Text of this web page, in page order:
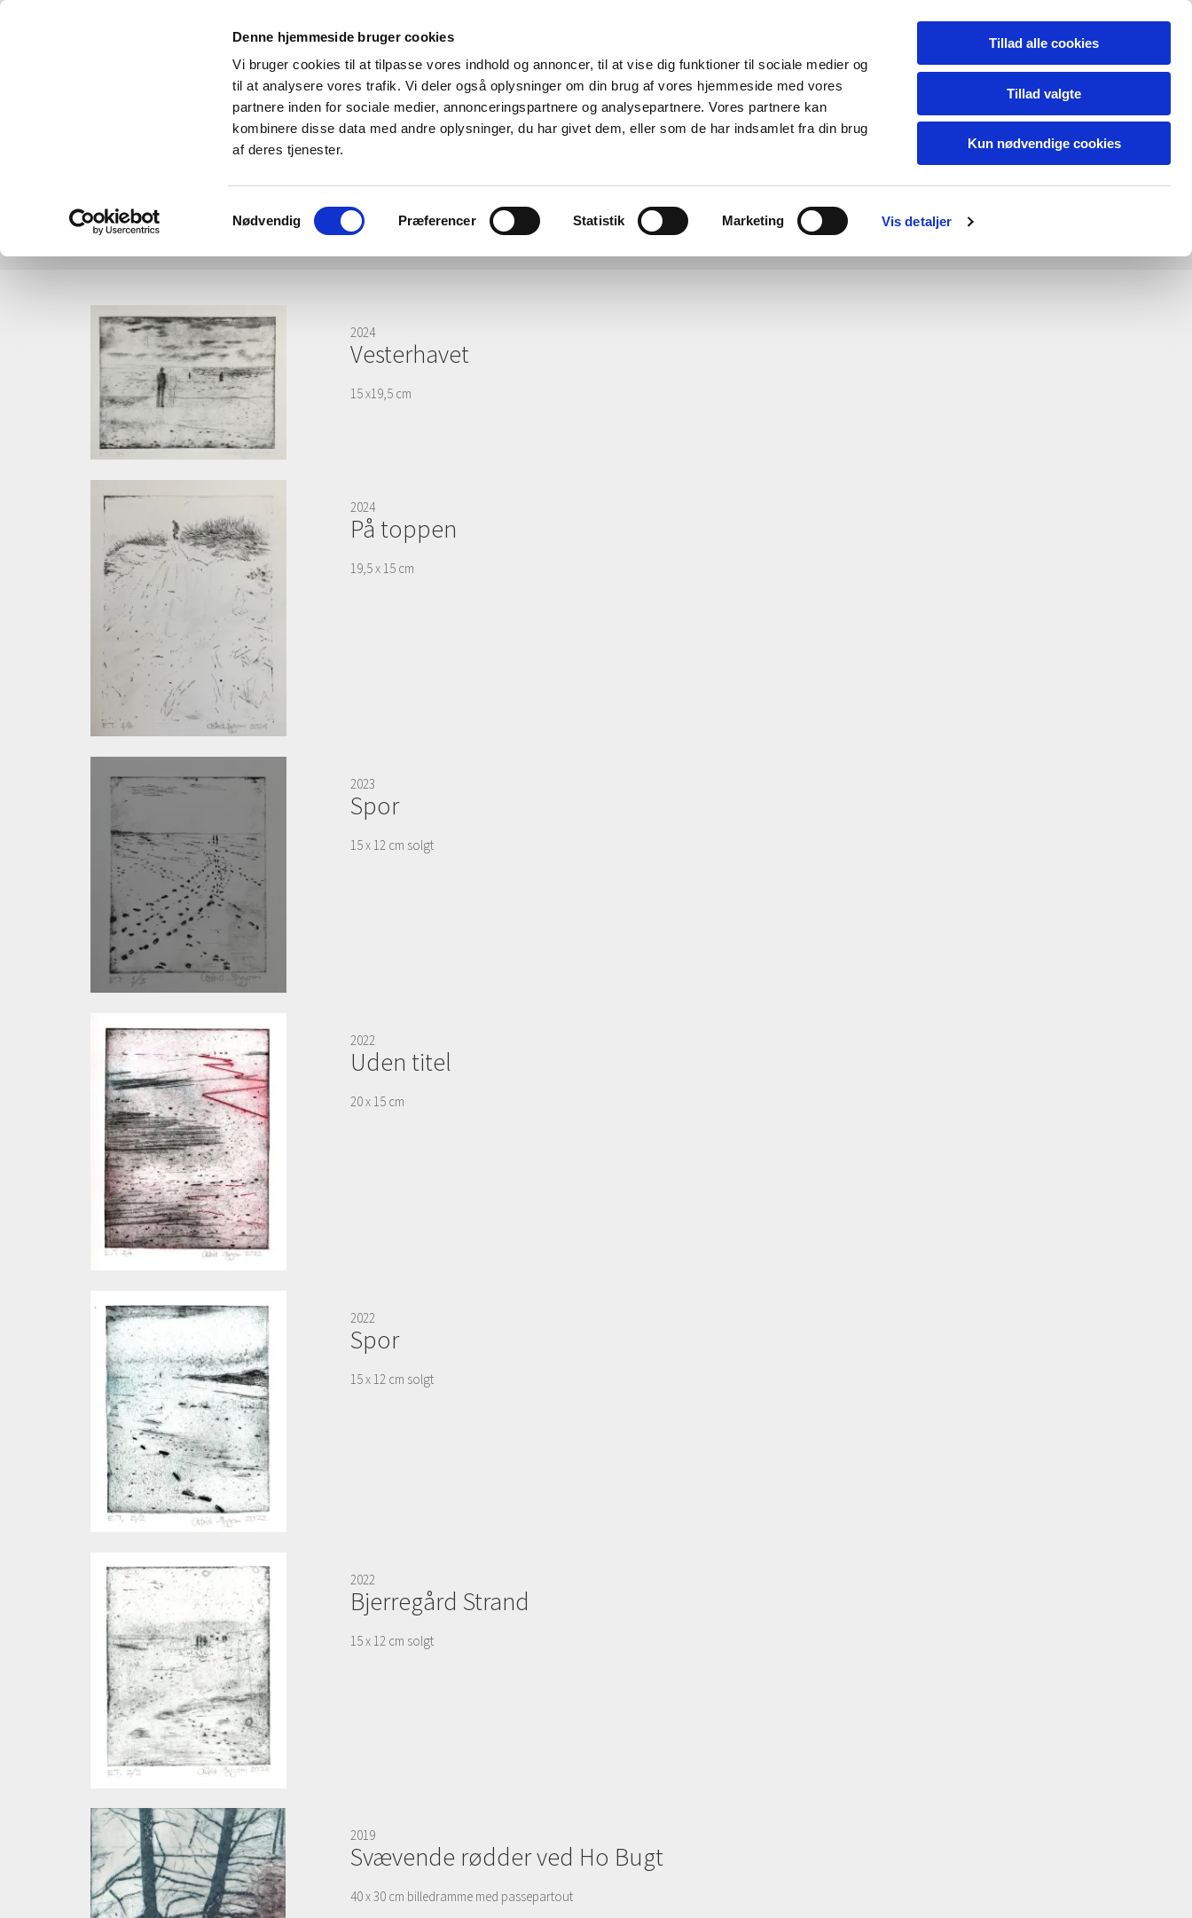
Denne hjemmeside bruger cookies
Vi bruger cookies til at tilpasse vores indhold og annoncer, til at vise dig funktioner til sociale medier og
til at analysere vores trafik. Vi deler også oplysninger om din brug af vores hjemmeside med vores
partnere inden for sociale medier, annonceringspartnere og analysepartnere. Vores partnere kan
kombinere disse data med andre oplysninger, du har givet dem, eller som de har indsamlet fra din brug
af deres tjenester.
Nødvendig Præferencer Statistik Marketing Vis detaljer
Tillad alle cookies
Tillad valgte
Kun nødvendige cookies
Hav og Vadehav OMTALE CV
2024
Vesterhavet
15 x19,5 cm
2024
På toppen
19,5 x 15 cm
2023
Spor
15 x 12 cm solgt
2022
Uden titel
20 x 15 cm
2022
Spor
15 x 12 cm solgt
2022
Bjerregård Strand
15 x 12 cm solgt
2019
Svævende rødder ved Ho Bugt
40 x 30 cm billedramme med passepartout